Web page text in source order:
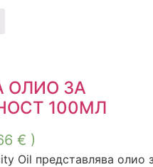
ОЛИО ЗА
100МЛ
€ )
Oil представлява олио